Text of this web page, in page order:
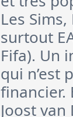
Les
surtout
Fifa). Un
qui n’est
financier.
Joost